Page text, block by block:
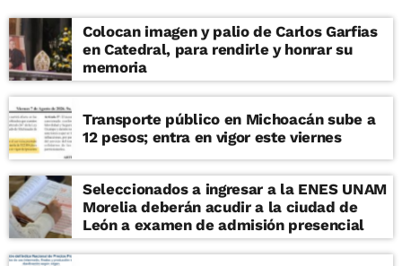
Colocan imagen y palio de Carlos Garfias
en Catedral, para rendirle y honrar su
memoria
Transporte público en Michoacán sube a
12 pesos; entra en vigor este viernes
Seleccionados a ingresar a la ENES UNAM
Morelia deberán acudir a la ciudad de
León a examen de admisión presencial